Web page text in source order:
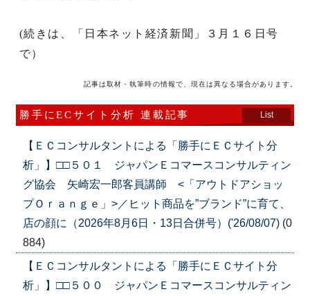
(続きは、「日本ネット経済新聞」３月１６日号
で）
記事は取材・執筆時の情報で、現在は異なる場合があります。
勝手にECサイト分析 連載記事 List
【ＥＣコンサルタントによる「勝手にＥＣサイト分
析」】□□５０１ ジャパンＥコマースコンサルティン
グ協会 矢崎宏一郎客員講師 <「アウトドアショッ
プＯｒａｎｇｅ」>／ヒット商品を”ブランド”に育て、
店の顔に（2026年8月6日・13日合併号）('26/08/07) (0
884)
【ＥＣコンサルタントによる「勝手にＥＣサイト分
析」】□□５００ ジャパンＥコマースコンサルティン